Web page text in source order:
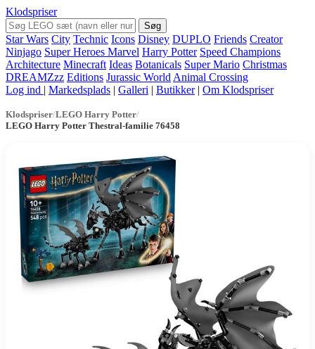
Klodspriser
Søg
Star Wars City Technic Icons Disney DUPLO Friends Creator
Ninjago Super Heroes Marvel Harry Potter Speed Champions
Architecture Minecraft Ideas Botanicals Super Mario Christmas
DREAMZzz Editions Jurassic World Animal Crossing
Log ind | Markedsplads | Galleri | Butikker | Om Klodspriser
Klodspriser/LEGO Harry Potter/
LEGO Harry Potter Thestral-familie 76458